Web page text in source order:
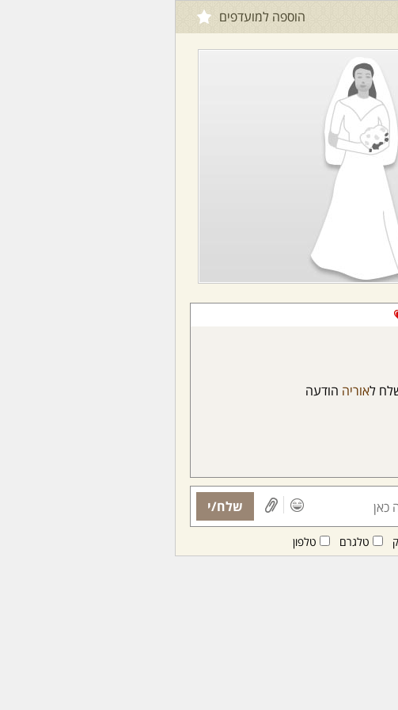
הוספה למועדפים
לאוריה הודעה
שלח/י
טלגרם טלפון